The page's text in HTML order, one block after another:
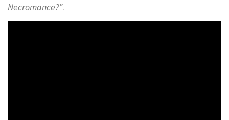
Necromance?”.